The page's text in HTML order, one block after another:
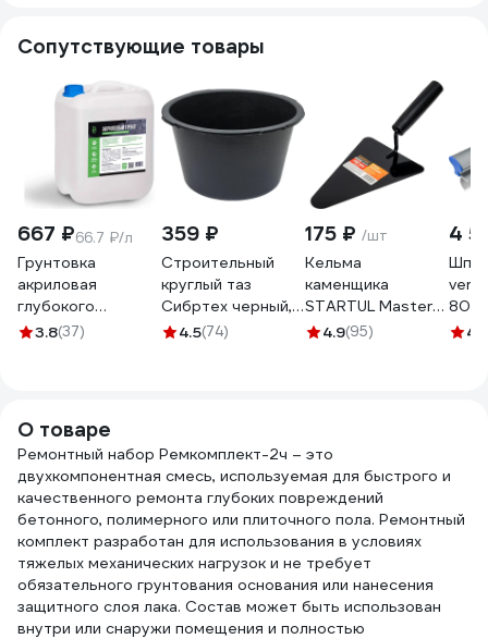
Сопутствующие товары
667 ₽66.7 ₽/л
Грунтовка
акриловая
глубокого
проникновения
3.8(37)
359 ₽
Строительный
круглый таз
Сибртех черный,
30л Россия 81455
4.5(74)
175 ₽ /шт
Кельма
каменщика
STARTUL Master
200 мм ST1034-
4.9(95)
4
4.2
О товаре
Ремонтный набор Ремкомплект-2ч – это
двухкомпонентная смесь, используемая для быстрого и
качественного ремонта глубоких повреждений
бетонного, полимерного или плиточного пола. Ремонтный
комплект разработан для использования в условиях
тяжелых механических нагрузок и не требует
обязательного грунтования основания или нанесения
защитного слоя лака. Состав может быть использован
внутри или снаружи помещения и полностью